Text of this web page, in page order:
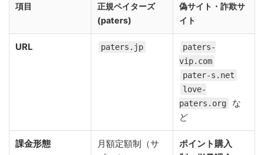
項目
正規ペイターズ
(paters)
偽サイト・詐欺サ
イト
URL paters.jp
paters-
vip.com
pater-s.net
love-
paters.org
な
ど
課金形態
月額定額制（サ
ポイント購入